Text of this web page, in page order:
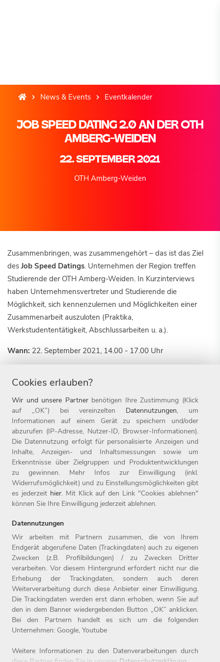
News & Events Eventkalender
JOB SPEED DATING 2.0 AN DER OTH
AMBERG-WEIDEN
22. SEPTEMBER 2021
OTH Amberg-Weiden
Zusammenbringen, was zusammengehört – das ist das Ziel
des Job Speed Datings. Unternehmen der Region treffen
Studierende der OTH Amberg-Weiden. In Kurzinterviews
haben Unternehmensvertreter und Studierende die
Möglichkeit, sich kennenzulernen und Möglichkeiten einer
Zusammenarbeit auszuloten (Praktika,
Werkstudententätigkeit, Abschlussarbeiten u. a.).
Wann: 22. September 2021, 14.00 - 17.00 Uhr
Multifunktionsraum (Bei Bedarf stellen wir kurzfristig auf ein
Online-Format um – Termin und Uhrzeit bleiben davon
unberührt.)
Weitere Infos zum Programm und zum genauen Ablauf
findest Duhier.
Deadline für Bewerbung undAnmeldung:18. Juli 2021
Praktikum Berufseinstieg
Home
Arbeitgeber
Benefits
Jobs
Initiativbewerbung
Kontakt
Compliance
Datenschutz
Impressum
Cookies erlauben?
Wir und unsere Partnerbenötigen Ihre Zustimmung (Klick
auf „OK”) bei vereinzelten Datennutzungen, um
Informationen auf einem Gerät zu speichern und/oder
abzurufen (IP-Adresse, Nutzer-ID, Browser-Informationen).
Die Datennutzung erfolgt für personalisierte Anzeigen und
Inhalte, Anzeigen- und Inhaltsmessungen sowie um
Erkenntnisse über Zielgruppen und Produktentwicklungen
zu gewinnen. Mehr Infos zur Einwilligung (inkl.
Widerrufsmöglichkeit) und zu Einstellungsmöglichkeiten gibt
es jederzeit hier. Mit Klick auf den Link "Cookies ablehnen"
können Sie Ihre Einwilligung jederzeit ablehnen.
Datennutzungen
Wir arbeiten mit Partnern zusammen, die von Ihrem
Endgerät abgerufene Daten (Trackingdaten) auch zu eigenen
Zwecken (z.B. Profilbildungen) / zu Zwecken Dritter
verarbeiten. Vor diesem Hintergrund erfordert nicht nur die
Erhebung der Trackingdaten, sondern auch deren
Weiterverarbeitung durch diese Anbieter einer Einwilligung.
Die Trackingdaten werden erst dann erhoben, wenn Sie auf
den in dem Banner wiedergebenden Button „OK” anklicken.
Bei den Partnern handelt es sich um die folgenden
Unternehmen: Google, Youtube
Weitere Informationen zu den Datenverarbeitungen durch